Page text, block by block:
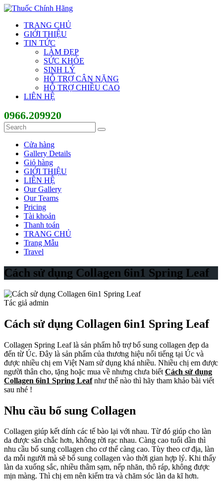
TRANG CHỦ
GIỚI THIỆU
TIN TỨC
LÀM ĐẸP
SỨC KHỎE
SINH LÝ
HỖ TRỢ CÂN NẶNG
HỖ TRỢ CHIỀU CAO
LIÊN HỆ
0966.209920
Cửa hàng
Gallery Details
Giỏ hàng
GIỚI THIỆU
LIÊN HỆ
Our Gallery
Our Teams
Pricing
Tài khoản
Thanh toán
TRANG CHỦ
Trang Mẫu
Travel
Cách sử dụng Collagen 6in1 Spring Leaf
Tác giả admin
Cách sử dụng Collagen 6in1 Spring Leaf
Collagen Spring Leaf là sản phẩm hỗ trợ bổ sung collagen đẹp da
đến từ Úc. Đây là sản phẩm của thương hiệu nổi tiếng tại Úc và
được nhiều chị em Việt Nam sử dụng khá nhiều. Nhiều chị em được
người thân cho, tặng hoặc mua về nhưng chưa biết Cách sử dụng
Collagen 6in1 Spring Leafnhư thế nào thì hãy tham khảo bài viết
sau nhé !
Nhu cầu bổ sung Collagen
Collagen giúp kết dính các tế bào lại với nhau. Từ đó giúp cho làn
da được săn chắc hơn, không rời rạc nhau. Càng cao tuổi dần thì
nhu cầu bổ sung collagen cho cơ thể càng cao. Tùy theo cơ địa, làn
da mỗi người mà sẽ bổ sung collagen vào thời gian hợp lý. Khi thấy
làn da xuống sắc, nhiều thâm sạm, nếp nhăn, thô ráp, không được
mịn màng. Thì chị em nên kiểm tra và chăm sóc làn da kĩ hơn.